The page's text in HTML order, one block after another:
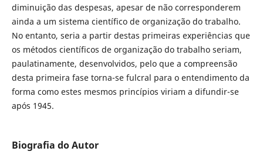
diminuição das despesas, apesar de não corresponderem
ainda a um sistema científico de organização do trabalho.
No entanto, seria a partir destas primeiras experiências que
os métodos científicos de organização do trabalho seriam,
paulatinamente, desenvolvidos, pelo que a compreensão
desta primeira fase torna-se fulcral para o entendimento da
forma como estes mesmos princípios viriam a difundir-se
após 1945.
Biografia do Autor